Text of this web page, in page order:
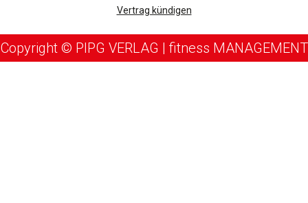
Vertrag kündigen
Copyright © PIPG VERLAG | fitness MANAGEMENT